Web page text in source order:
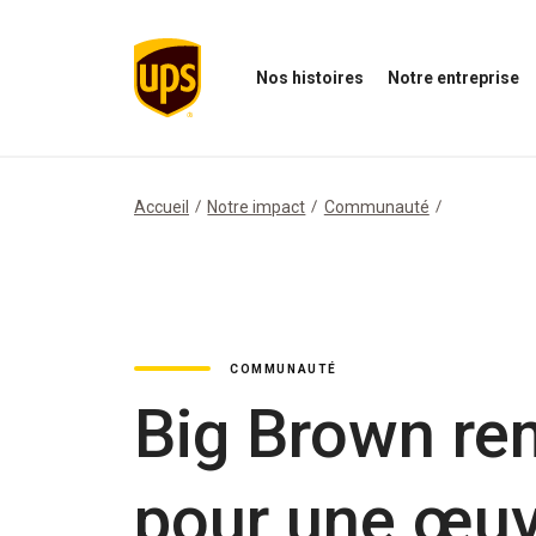
Nos histoires
histoires
Notre entreprise
entreprise
Accueil Notre impact Communauté
COMMUNAUTÉ
Big Brown